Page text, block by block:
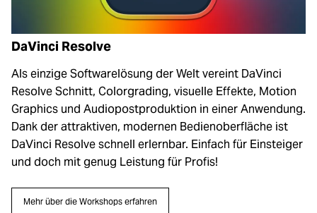
DaVinci Resolve
Als einzige Softwarelösung der Welt vereint DaVinci
Resolve Schnitt, Colorgrading, visuelle Effekte, Motion
Graphics und Audiopostproduktion in einer Anwendung.
Dank der attraktiven, modernen Bedienoberfläche ist
DaVinci Resolve schnell erlernbar. Einfach für Einsteiger
und doch mit genug Leistung für Profis!
Mehr über die Workshops erfahren